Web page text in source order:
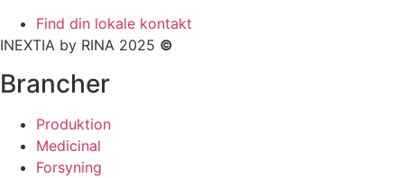
Find din lokale kontakt
INEXTIA by RINA 2025 ©
Brancher
Produktion
Medicinal
Forsyning